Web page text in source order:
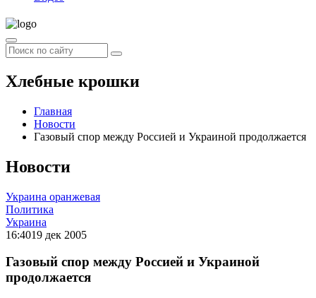
Хлебные крошки
Главная
Новости
Газовый спор между Россией и Украиной продолжается
Новости
Украина оранжевая
Политика
Украина
16:4019 дек 2005
Газовый спор между Россией и Украиной
продолжается